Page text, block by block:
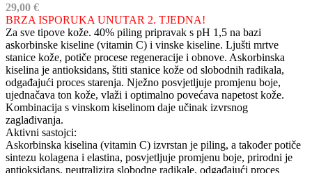
29,00 €
BRZA ISPORUKA UNUTAR 2. TJEDNA!
Za sve tipove kože. 40% piling pripravak s pH 1,5 na bazi
askorbinske kiseline (vitamin C) i vinske kiseline. Ljušti mrtve
stanice kože, potiče procese regeneracije i obnove. Askorbinska
kiselina je antioksidans, štiti stanice kože od slobodnih radikala,
odgađajući proces starenja. Nježno posvjetljuje promjenu boje,
ujednačava ton kože, vlaži i optimalno povećava napetost kože.
Kombinacija s vinskom kiselinom daje učinak izvrsnog
zaglađivanja.
Aktivni sastojci:
Askorbinska kiselina (vitamin C) izvrstan je piling, a također potiče
sintezu kolagena i elastina, posvjetljuje promjenu boje, prirodni je
antioksidans, neutralizira slobodne radikale, odgađajući proces